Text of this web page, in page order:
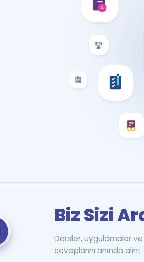
Biz Sizi
Dersler, uygulamalar ve
cevaplarını anında alın!